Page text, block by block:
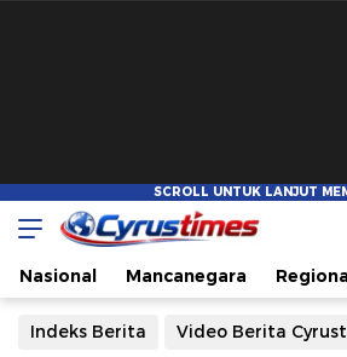
Nasional Mancanegara
Indeks Berita Video Berita